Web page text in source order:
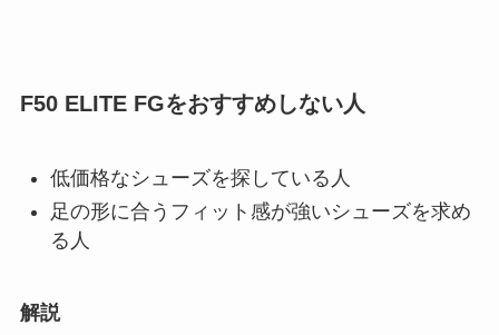
F50 ELITE FGをおすすめしない人
低価格なシューズを探している人
足の形に合うフィット感が強いシューズを求め
る人
解説